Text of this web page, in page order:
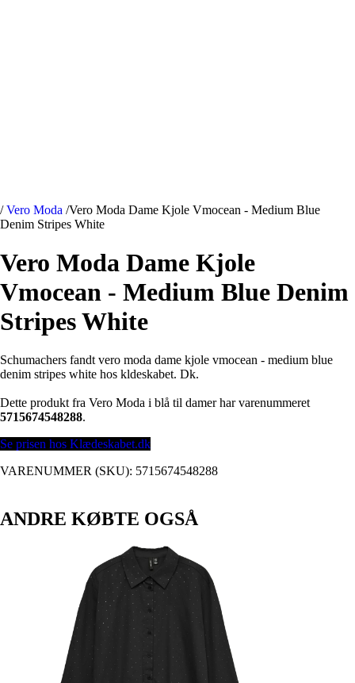
/ Vero Moda /Vero Moda Dame Kjole Vmocean - Medium Blue
Denim Stripes White
Vero Moda Dame Kjole
Vmocean - Medium Blue Denim
Stripes White
Schumachers fandt vero moda dame kjole vmocean - medium blue
denim stripes white hos kldeskabet. Dk.
Dette produkt fra Vero Moda i blå til damer har varenummeret
5715674548288.
Se prisen hos Klædeskabet.dk
VARENUMMER (SKU): 5715674548288
ANDRE KØBTE OGSÅ